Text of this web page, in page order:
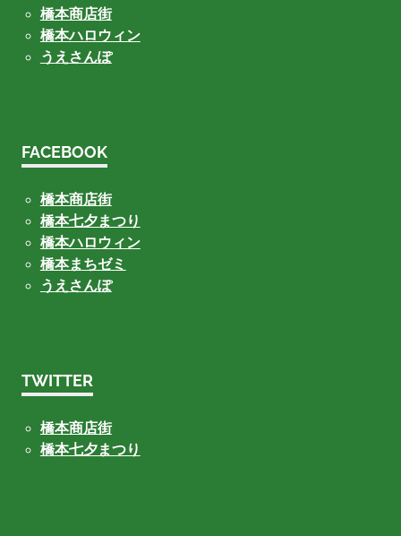
橋本商店街
橋本ハロウィン
うえさんぽ
FACEBOOK
橋本商店街
橋本七夕まつり
橋本ハロウィン
橋本まちゼミ
うえさんぽ
TWITTER
橋本商店街
橋本七夕まつり